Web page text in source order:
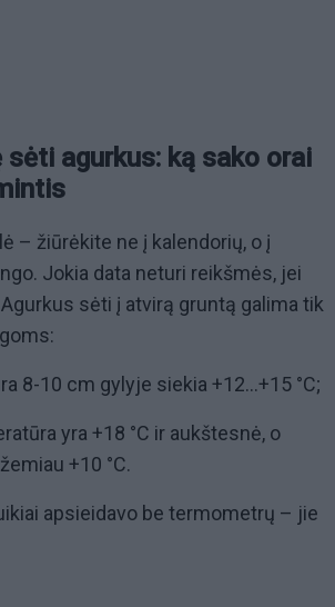
sėti agurkus: ką sako orai
– žiūrėkite ne į kalendorių, o į
Jokia data neturi reikšmės, jei
sėti į atvirą gruntą galima tik
8-10 cm gylyje siekia +12...+15 °C;
yra +18 °C ir aukštesnė, o
+10 °C.
apsieidavo be termometrų – jie